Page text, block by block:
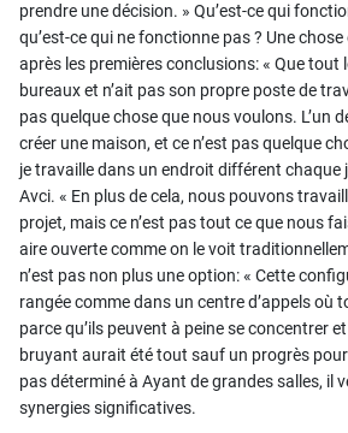
prendre une décision. » Qu’est-ce qui
qu’est-ce qui ne fonctionne pas ? Une
après les premières conclusions: « Que tout
bureaux et n’ait pas son propre poste de
pas quelque chose que nous voulons. L’un
créer une maison, et ce n’est pas quelque
je travaille dans un endroit différent chaque
Avci. « En plus de cela, nous pouvons
projet, mais ce n’est pas tout ce que nous
aire ouverte comme on le voit
n’est pas non plus une option: « Cette
rangée comme dans un centre d’appels où
parce qu’ils peuvent à peine se concentrer
bruyant aurait été tout sauf un progrès pour
pas déterminé à Ayant de grandes salles, il
synergies significatives.